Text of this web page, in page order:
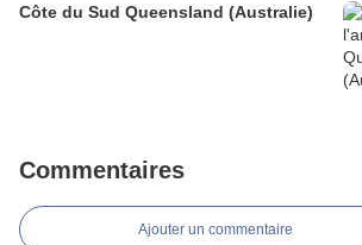
Côte du Sud Queensland (Australie)
Commentaires
Ajouter un commentaire